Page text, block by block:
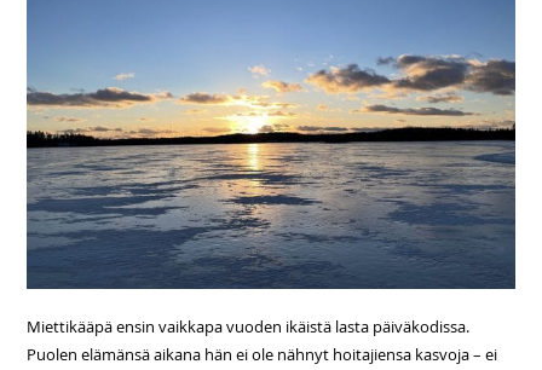
Miettikääpä ensin vaikkapa vuoden ikäistä lasta päiväkodissa.
Puolen elämänsä aikana hän ei ole nähnyt hoitajiensa kasvoja – ei